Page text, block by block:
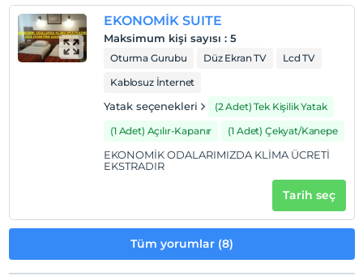
Evcil Hayvan
Evcil hayvan kabul edilmemektedir.
Sigara
Tesisin ücretsiz çocuk politkası yoktur
EKONOMİK SUITE
Maksimum kişi sayısı : 5
Oturma Gurubu Düz Ekran TV
Lcd TV
Kablosuz İnternet
Yatak seçenekleri
(2 Adet) Tek Kişilik Yatak
(1 Adet) Açılır-Kapanır
(1 Adet) Çekyat/Kanepe
EKONOMİK ODALARIMIZDA KLİMA ÜCRETİ
EKSTRADIR
Tarih seç
Tüm yorumlar (8)